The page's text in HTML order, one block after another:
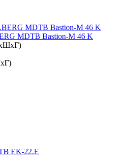
MDTB Bastion-M 46 K